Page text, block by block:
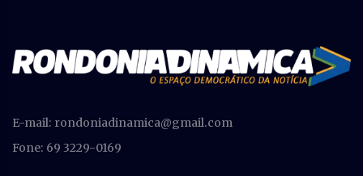
E-mail: rondoniadinamica@gmail.com
Fone: 69 3229-0169